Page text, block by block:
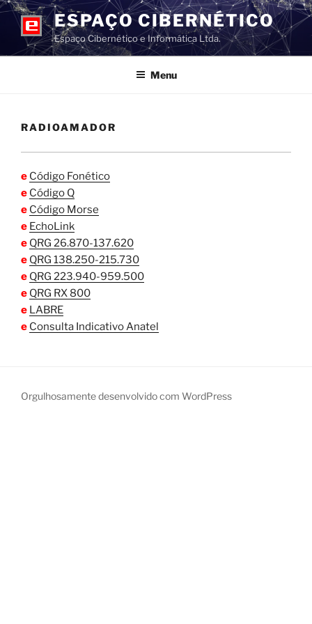
Pular
para
conteúdo
ESPAÇO CIBERNÉTICO
Espaço Cibernético e Informática Ltda.
Menu
RADIOAMADOR
e Código Fonético
e Código Q
e Código Morse
e EchoLink
e QRG 26.870-137.620
e QRG 138.250-215.730
e QRG 223.940-959.500
e QRG RX 800
e LABRE
e Consulta Indicativo Anatel
Orgulhosamente desenvolvido com WordPress